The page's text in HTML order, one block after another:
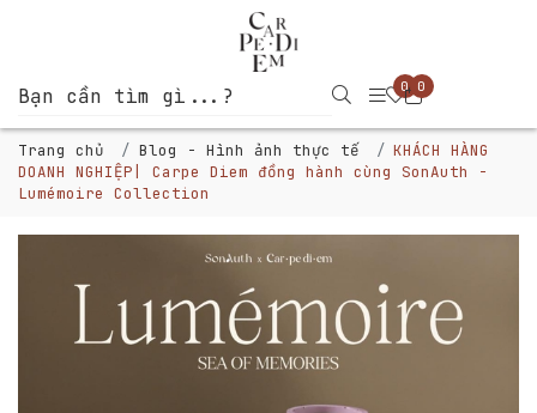
0 0
Trang chủ Blog - Hình ảnh thực tế
KHÁCH HÀNG
DOANH NGHIỆP| Carpe Diem đồng hành cùng SonAuth -
Lumémoire Collection